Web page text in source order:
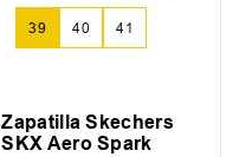
39 40 41
Zapatilla Skechers
SKX Aero Spark